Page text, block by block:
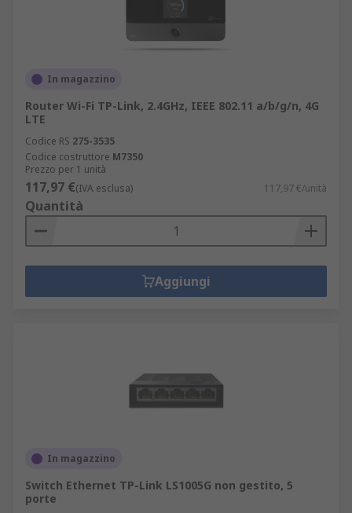
In magazzino
Router Wi-Fi TP-Link, 2.4GHz, IEEE 802.11 a/b/g/n, 4G
LTE
Codice RS 275-3535
Codice costruttore M7350
Prezzo per 1 unità
117,97 €(IVA esclusa) 117,97 €/unità
Quantità
Aggiungi
In magazzino
Switch Ethernet TP-Link LS1005G non gestito, 5
porte